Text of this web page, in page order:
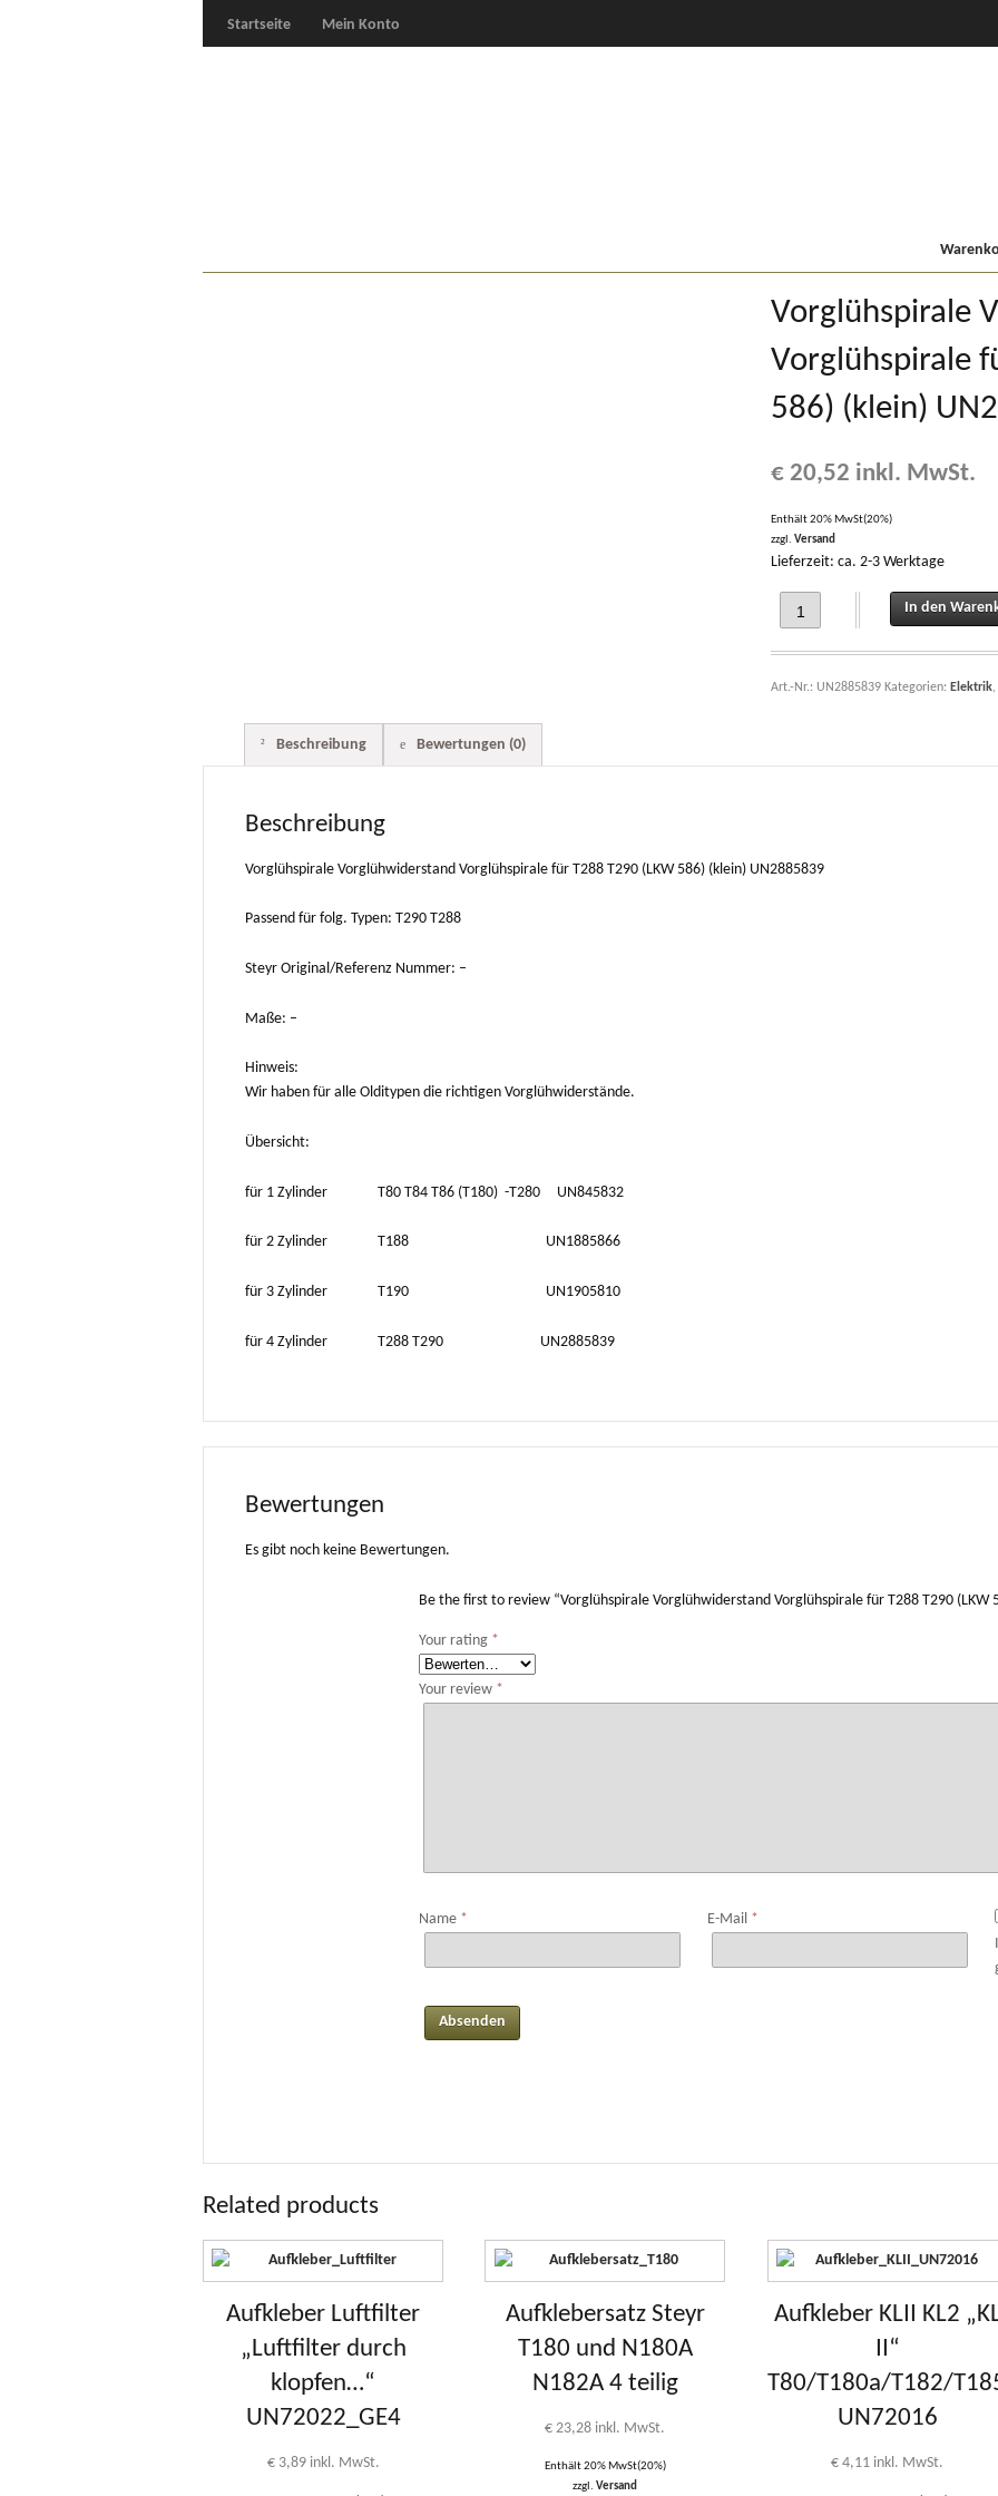
Startseite Mein Konto
Vorglühspirale
Vorglühspirale
586) (klein)
€20,52 inkl. MwSt.
Enthält 20% MwSt(20%)
zzgl. Versand
Lieferzeit: ca. 2-3 Werktage
Vorglühspirale Vorglühwiderstand
In den
Art.-Nr.: UN2885839 Kategorien: Elektrik,
Beschreibung Bewertungen (0)
Beschreibung
Vorglühspirale Vorglühwiderstand Vorglühspirale für T288 T290 (LKW 586) (klein) UN2885839
Passend für folg. Typen: T290 T288
Steyr Original/Referenz Nummer: –
Maße: –
Hinweis:
Wir haben für alle Olditypen die richtigen Vorglühwiderstände.
Übersicht:
für 1 Zylinder T80 T84 T86 (T180) -T280 UN845832
für 2 Zylinder T188 UN1885866
für 3 Zylinder T190 UN1905810
für 4 Zylinder T288 T290 UN2885839
Bewertungen
Es gibt noch keine Bewertungen.
Be the first to review “Vorglühspirale Vorglühwiderstand Vorglühspirale für T288 T290 (LKW
Your rating *
Your review *
Name * E-Mail *
Related products
Aufkleber Luftfilter
„Luftfilter durch
klopfen…“
UN72022_GE4
€3,89 inkl. MwSt.
Aufklebersatz Steyr
T180 und N180A
N182A 4 teilig
€ 23,28 inkl. MwSt.
Enthält 20% MwSt(20%)
zzgl.Versand
Aufkleber KLII KL2
II“
T80/T180a/T182/
UN72016
€ 4,11 inkl. MwSt.